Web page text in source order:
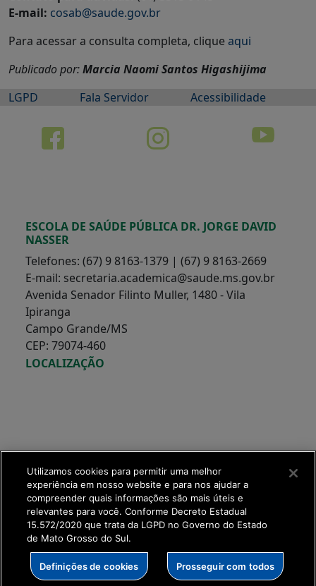
E-mail: cosab@saude.gov.br
Para acessar a consulta completa, clique aqui
Publicado por:Marcia Naomi Santos Higashijima
LGPD
Fala Servidor Acessibilidade
ESCOLA DE SAÚDE PÚBLICA DR. JORGE DAVID
NASSER
Telefones: (67) 9 8163-1379 | (67) 9 8163-2669
E-mail: secretaria.academica@saude.ms.gov.br
Avenida Senador Filinto Muller, 1480 - Vila
Ipiranga
Campo Grande/MS
CEP: 79074-460
LOCALIZAÇÃO
SETDIG | Secretaria-
Utilizamos cookies para permitir uma melhor
experiência em nosso website e para nos ajudar a
compreender quais informações são mais úteis e
relevantes para você. Conforme Decreto Estadual
15.572/2020 que trata da LGPD no Governo do Estado
de Mato Grosso do Sul.
Definições de cookies Prosseguir com todos